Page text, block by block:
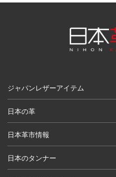
ジャパンレザーアイテム
日本の革
日本革市情報
日本のタンナー